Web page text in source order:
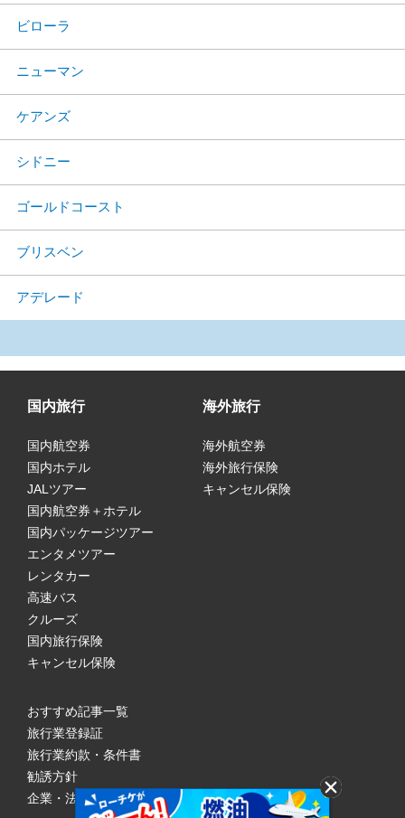
ビローラ
ニューマン
ケアンズ
シドニー
ゴールドコースト
ブリスベン
アデレード
国内旅行
国内航空券
国内ホテル
JALツアー
国内航空券＋ホテル
国内パッケージツアー
エンタメツアー
レンタカー
高速バス
クルーズ
国内旅行保険
キャンセル保険
海外旅行
海外航空券
海外旅行保険
キャンセル保険
おすすめ記事一覧
旅行業登録証
旅行業約款・条件書
勧誘方針
企業・法人のみなさまへ